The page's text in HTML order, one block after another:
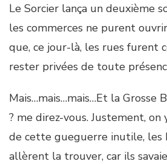
Le Sorcier lança un deuxième
les commerces ne purent
que, ce jour-là, les rues furent
rester privées de toute
Mais…mais…mais…Et la Grosse
? me direz-vous. Justement, on
de cette gueguerre inutile, les
allèrent la trouver, car ils